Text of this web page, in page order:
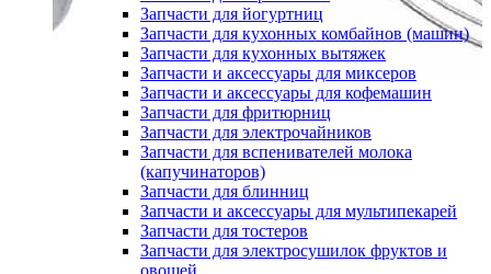
Запчасти для йогуртниц
Запчасти для кухонных комбайнов (машин)
Запчасти для кухонных вытяжек
Запчасти и аксессуары для миксеров
Запчасти и аксессуары для кофемашин
Запчасти для фритюрниц
Запчасти для электрочайников
Запчасти для вспенивателей молока
(капучинаторов)
Запчасти для блинниц
Запчасти и аксессуары для мультипекарей
Запчасти для тостеров
Запчасти для электросушилок фруктов и
овощей